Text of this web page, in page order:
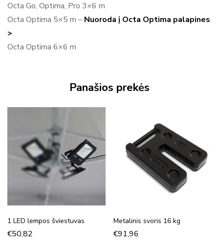
Octa Go, Optima, Pro 3×6 m
Octa Optima 5×5 m – Nuoroda į Octa Optima palapines
>
Octa Optima 6×6 m
Panašios prekės
1 LED lempos šviestuvas
€50,82
Metalinis svoris 16 kg
€91,96